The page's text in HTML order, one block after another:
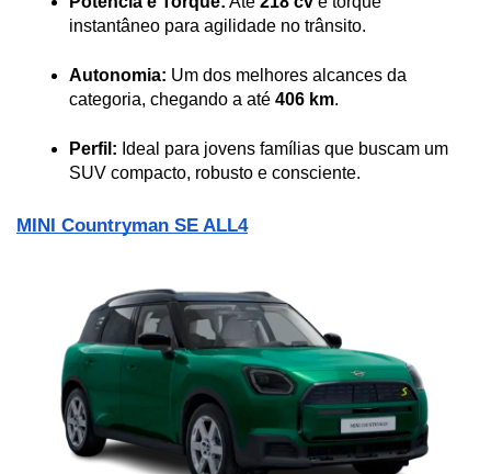
instantâneo para agilidade no trânsito.
Autonomia: Um dos melhores alcances da
categoria, chegando a até 406 km.
Perfil: Ideal para jovens famílias que buscam um
SUV compacto, robusto e consciente.
MINI Countryman SE ALL4